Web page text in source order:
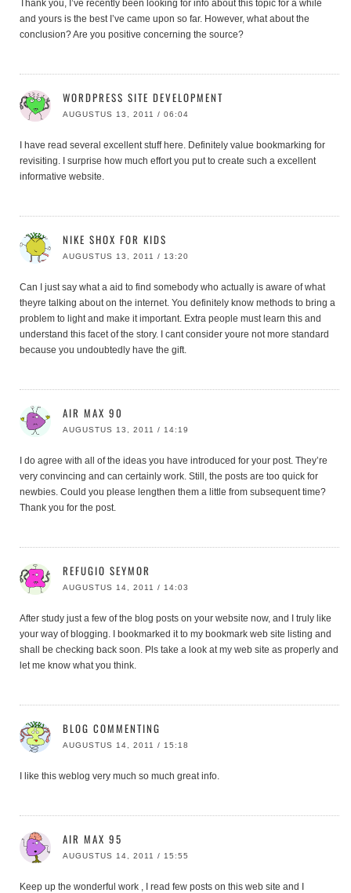
Thank you, I’ve recently been looking for info about this topic for a while
and yours is the best I’ve came upon so far. However, what about the
conclusion? Are you positive concerning the source?
WORDPRESS SITE DEVELOPMENT
AUGUSTUS 13, 2011 / 06:04
I have read several excellent stuff here. Definitely value bookmarking for
revisiting. I surprise how much effort you put to create such a excellent
informative website.
NIKE SHOX FOR KIDS
AUGUSTUS 13, 2011 / 13:20
Can I just say what a aid to find somebody who actually is aware of what
theyre talking about on the internet. You definitely know methods to bring a
problem to light and make it important. Extra people must learn this and
understand this facet of the story. I cant consider youre not more standard
because you undoubtedly have the gift.
AIR MAX 90
AUGUSTUS 13, 2011 / 14:19
I do agree with all of the ideas you have introduced for your post. They’re
very convincing and can certainly work. Still, the posts are too quick for
newbies. Could you please lengthen them a little from subsequent time?
Thank you for the post.
REFUGIO SEYMOR
AUGUSTUS 14, 2011 / 14:03
After study just a few of the blog posts on your website now, and I truly like
your way of blogging. I bookmarked it to my bookmark web site listing and
shall be checking back soon. Pls take a look at my web site as properly and
let me know what you think.
BLOG COMMENTING
AUGUSTUS 14, 2011 / 15:18
I like this weblog very much so much great info.
AIR MAX 95
AUGUSTUS 14, 2011 / 15:55
Keep up the wonderful work , I read few posts on this web site and I